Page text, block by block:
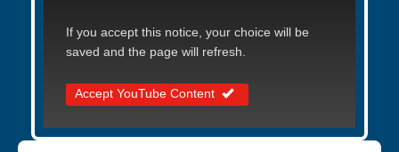
If you accept this notice, your choice will be
saved and the page will refresh.
Accept YouTube Content